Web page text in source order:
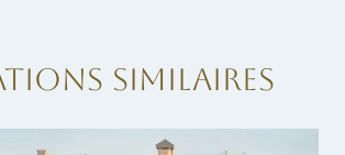
similaires